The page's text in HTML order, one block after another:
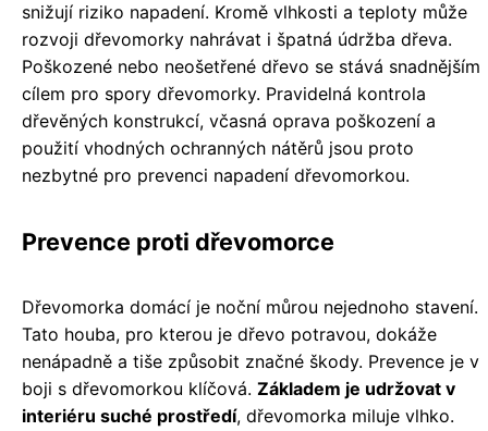
snižují riziko napadení. Kromě vlhkosti a teploty může
rozvoji dřevomorky nahrávat i špatná údržba dřeva.
Poškozené nebo neošetřené dřevo se stává snadnějším
cílem pro spory dřevomorky. Pravidelná kontrola
dřevěných konstrukcí, včasná oprava poškození a
použití vhodných ochranných nátěrů jsou proto
nezbytné pro prevenci napadení dřevomorkou.
Prevence proti dřevomorce
Dřevomorka domácí je noční můrou nejednoho stavení.
Tato houba, pro kterou je dřevo potravou, dokáže
nenápadně a tiše způsobit značné škody. Prevence je v
boji s dřevomorkou klíčová. Základem je udržovat v
interiéru suché prostředí, dřevomorka miluje vlhko.